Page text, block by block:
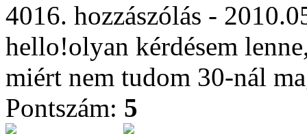
4016. hozzászólás -
hello!olyan kérdésem
miért nem tudom 30-nál
Pontszám: 5